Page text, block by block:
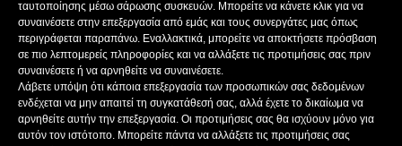
ταυτοποίησης μέσω σάρωσης συσκευών. Μπορείτε να κάνετε κλικ για να
συναινέσετε στην επεξεργασία από εμάς και τους συνεργάτες μας όπως
περιγράφεται παραπάνω. Εναλλακτικά, μπορείτε να αποκτήσετε πρόσβαση
σε πιο λεπτομερείς πληροφορίες και να αλλάξετε τις προτιμήσεις σας πριν
συναινέσετε ή να αρνηθείτε να συναινέσετε.
Λάβετε υπόψη ότι κάποια επεξεργασία των προσωπικών σας δεδομένων
ενδέχεται να μην απαιτεί τη συγκατάθεσή σας, αλλά έχετε το δικαίωμα να
αρνηθείτε αυτήν την επεξεργασία. Οι προτιμήσεις σας θα ισχύουν μόνο για
αυτόν τον ιστότοπο. Μπορείτε πάντα να αλλάξετε τις προτιμήσεις σας
ΒΑΚΡΑΚΟΥ ΣΟΦΙΑ
ΠΑΠΑΔΗΜΗΤΡΙΟΥ ΔΗΜΗΤΡΗΣ
ΚΟΥΤΣΙΟΥΜΠΑΣ ΑΛΕΞΑΝΔΡΟΣ
ΑΚΟΛΟΥΘΗΣΕ ΜΑΣ